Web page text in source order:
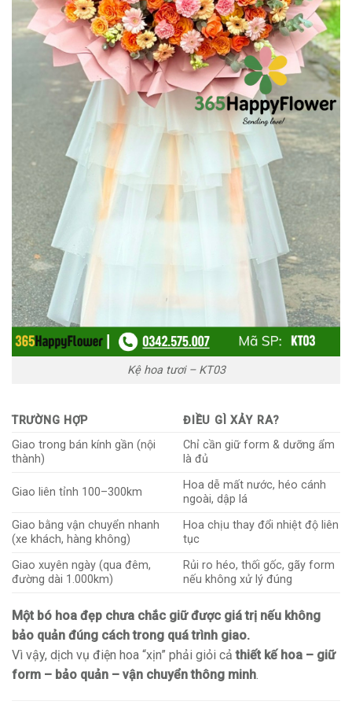
Kệ hoa tươi – KT03
TRƯỜNG HỢP
ĐIỀU GÌ XẢY RA?
Giao trong bán kính gần (nội
thành)
Chỉ cần giữ form & dưỡng ẩm
là đủ
Giao liên tỉnh 100–300km
Hoa dễ mất nước, héo cánh
ngoài, dập lá
Giao bằng vận chuyển nhanh
(xe khách, hàng không)
Hoa chịu thay đổi nhiệt độ liên
tục
Giao xuyên ngày (qua đêm,
đường dài 1.000km)
Rủi ro héo, thối gốc, gãy form
nếu không xử lý đúng
Một bó hoa đẹp chưa chắc giữ được giá trị nếu không
bảo quản đúng cách trong quá trình giao.
Vì vậy, dịch vụ điện hoa “xịn” phải giỏi cảthiết kế hoa – giữ
form – bảo quản – vận chuyển thông minh